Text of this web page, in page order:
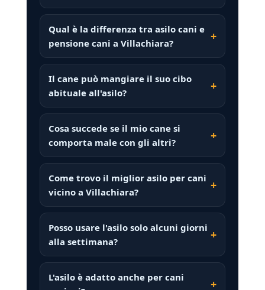
Qual è la differenza tra asilo cani e
pensione cani a Villachiara?
Il cane può mangiare il suo cibo
abituale all'asilo?
Cosa succede se il mio cane si
comporta male con gli altri?
Come trovo il miglior asilo per cani
vicino a Villachiara?
Posso usare l'asilo solo alcuni giorni
alla settimana?
L'asilo è adatto anche per cani